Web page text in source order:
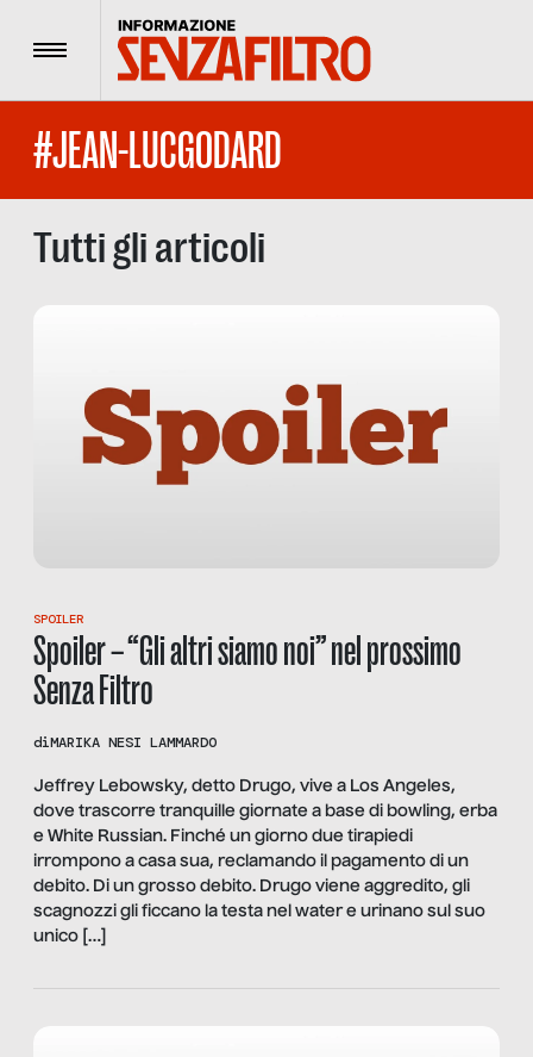
Menu
#JEAN-LUCGODARD
Tutti gli articoli
SPOILER
Spoiler – “Gli altri siamo noi” nel prossimo
Senza Filtro
diMARIKA NESI LAMMARDO
Jeffrey Lebowsky, detto Drugo, vive a Los Angeles,
dove trascorre tranquille giornate a base di bowling, erba
e White Russian. Finché un giorno due tirapiedi
irrompono a casa sua, reclamando il pagamento di un
debito. Di un grosso debito. Drugo viene aggredito, gli
scagnozzi gli ficcano la testa nel water e urinano sul suo
unico […]